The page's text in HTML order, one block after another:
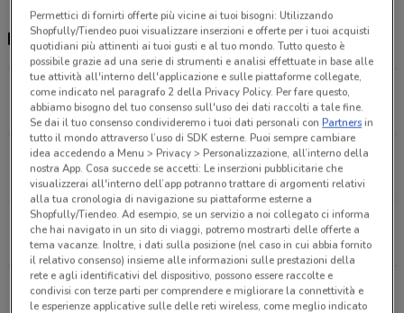
Negozi Amplifon a Firenze
Piazza Della Stazione, 58R Firenze
248 m
APERTO
Viale Francesco Talenti, 29 Firenze
2 km
APERTO
Via Vittorio Emanuele, 68 Firenze
2.4 km
APERTO
Via Boccaccio, 34 Firenze
2.6 km
APERTO
Permettici di fornirti offerte più vicine ai tuoi bisogni: Utilizzando
Shopfully/Tiendeo puoi visualizzare inserzioni e offerte per i tuoi acquisti
quotidiani più attinenti ai tuoi gusti e al tuo mondo. Tutto questo è
possibile grazie ad una serie di strumenti e analisi effettuate in base alle
tue attività all'interno dell'applicazione e sulle piattaforme collegate,
come indicato nel paragrafo 2 della Privacy Policy. Per fare questo,
abbiamo bisogno del tuo consenso sull'uso dei dati raccolti a tale fine.
Se dai il tuo consenso condivideremo i tuoi dati personali conPartnersin
tutto il mondo attraverso l’uso di SDK esterne. Puoi sempre cambiare
idea accedendo a Menu > Privacy > Personalizzazione, all’interno della
nostra App. Cosa succede se accetti: Le inserzioni pubblicitarie che
visualizzerai all'interno dell’app potranno trattare di argomenti relativi
alla tua cronologia di navigazione su piattaforme esterne a
Shopfully/Tiendeo. Ad esempio, se un servizio a noi collegato ci informa
che hai navigato in un sito di viaggi, potremo mostrarti delle offerte a
tema vacanze. Inoltre, i dati sulla posizione (nel caso in cui abbia fornito
il relativo consenso) insieme alle informazioni sulle prestazioni della
rete e agli identificativi del dispositivo, possono essere raccolte e
condivisi con terze parti per comprendere e migliorare la connettività e
le esperienze applicative sulle delle reti wireless, come meglio indicato